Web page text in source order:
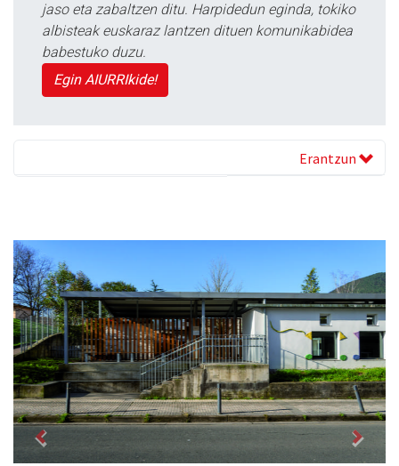
jaso eta zabaltzen ditu. Harpidedun eginda, tokiko
albisteak euskaraz lantzen dituen komunikabidea
babestuko duzu.
Egin AIURRIkide!
Erantzun
Previous Next